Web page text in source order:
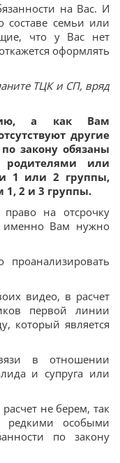
на Вас. И
составе семьи или
что у Вас нет
оформлять
ТЦК и СП, вряд
а как Вам
другие
закону обязаны
или
1 или 2 группы,
2 и 3 группы.
на отсрочку
именно Вам нужно
видео, в расчет
первой линии
который является
в отношении
и супруга или
не берем, так
редкими особыми
по закону